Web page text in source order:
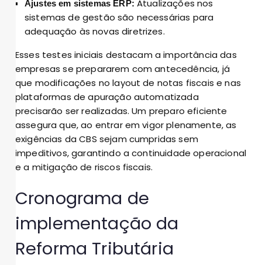
Ajustes em sistemas ERP: Atualizações nos
sistemas de gestão são necessárias para
adequação às novas diretrizes.
Esses testes iniciais destacam a importância das
empresas se prepararem com antecedência, já
que modificações no layout de notas fiscais e nas
plataformas de apuração automatizada
precisarão ser realizadas. Um preparo eficiente
assegura que, ao entrar em vigor plenamente, as
exigências da CBS sejam cumpridas sem
impeditivos, garantindo a continuidade operacional
e a mitigação de riscos fiscais.
Cronograma de
implementação da
Reforma Tributária